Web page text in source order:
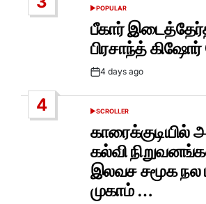
POSTED
IN
POPULAR
பீகார்
பிரசாந்த்
Post4 days ago
4
POSTED
SCROLLER
காரைக்குடியில்
கல்வி
இலவச சமூக நல
முகாம் …